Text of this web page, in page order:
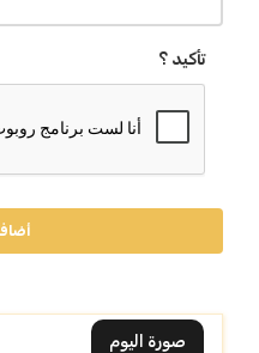
تأكيد ؟
صورة اليوم